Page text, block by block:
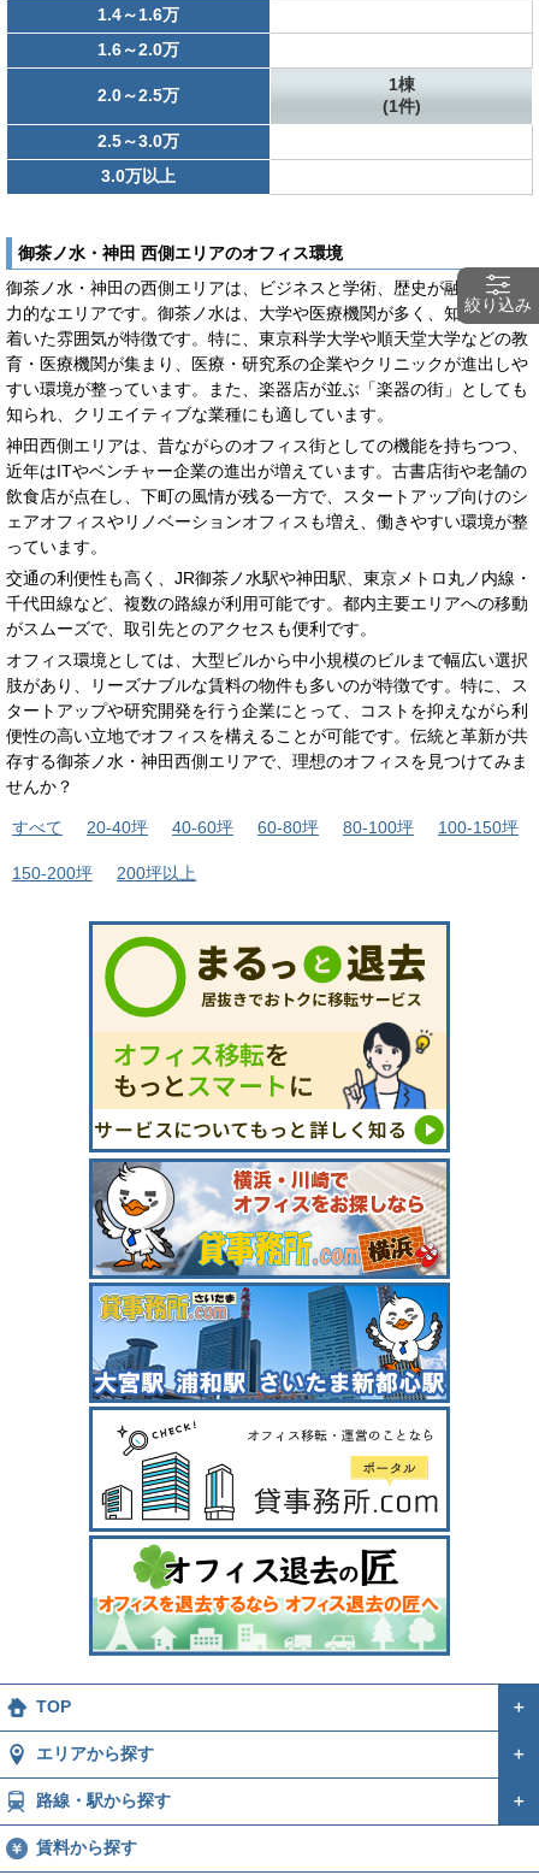
絞り込み
1.4～1.6万
1.6～2.0万
2.0～2.5万
1棟
(1件)
2.5～3.0万
3.0万以上
御茶ノ水・神田 西側エリアのオフィス環境
御茶ノ水・神田の西側エリアは、ビジネスと学術、歴史が融合する魅
力的なエリアです。御茶ノ水は、大学や医療機関が多く、知的で落ち
着いた雰囲気が特徴です。特に、東京科学大学や順天堂大学などの教
育・医療機関が集まり、医療・研究系の企業やクリニックが進出しや
すい環境が整っています。また、楽器店が並ぶ「楽器の街」としても
知られ、クリエイティブな業種にも適しています。
神田西側エリアは、昔ながらのオフィス街としての機能を持ちつつ、
近年はITやベンチャー企業の進出が増えています。古書店街や老舗の
飲食店が点在し、下町の風情が残る一方で、スタートアップ向けのシ
ェアオフィスやリノベーションオフィスも増え、働きやすい環境が整
っています。
交通の利便性も高く、JR御茶ノ水駅や神田駅、東京メトロ丸ノ内線・
千代田線など、複数の路線が利用可能です。都内主要エリアへの移動
がスムーズで、取引先とのアクセスも便利です。
オフィス環境としては、大型ビルから中小規模のビルまで幅広い選択
肢があり、リーズナブルな賃料の物件も多いのが特徴です。特に、ス
タートアップや研究開発を行う企業にとって、コストを抑えながら利
便性の高い立地でオフィスを構えることが可能です。伝統と革新が共
存する御茶ノ水・神田西側エリアで、理想のオフィスを見つけてみま
せんか？
すべて 20-40坪 40-60坪 60-80坪 80-100坪 100-150坪
150-200坪 200坪以上
TOP ＋
エリアから探す ＋
路線・駅から探す ＋
賃料から探す